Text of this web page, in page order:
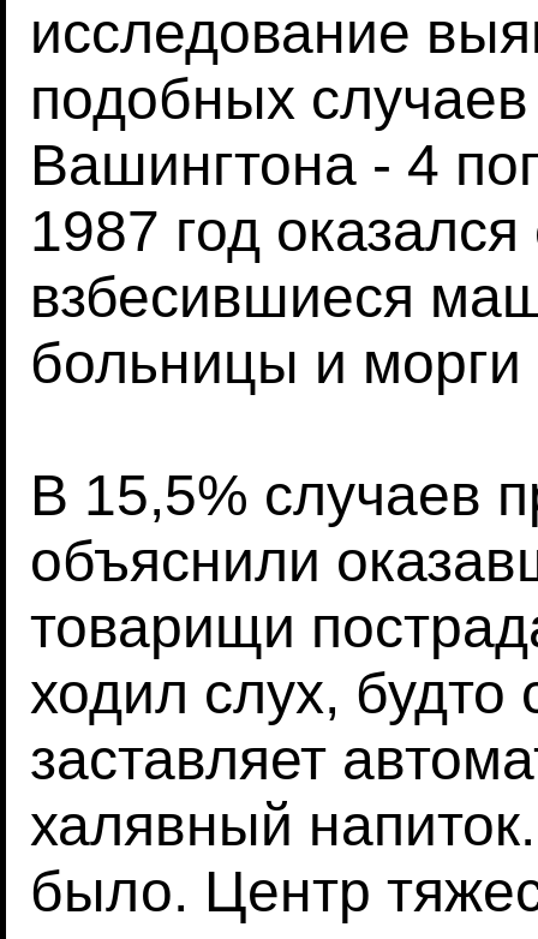
исследование
подобных случаев
Вашингтона - 4
1987 год
взбесившиеся
больницы и
В 15,5% случаев
объяснили
товарищи
ходил слух, будто
заставляет
халявный
было. Центр